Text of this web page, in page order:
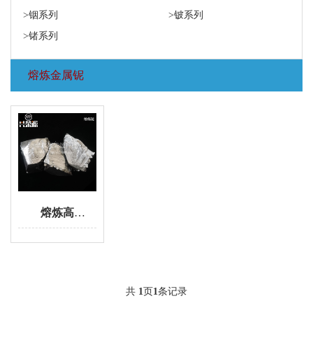
>铟系列
>铍系列
>锗系列
熔炼金属铌
熔炼高纯铌 99.9%添加剂铌粒 科研铌块Φ3*3铌颗粒
共 1 页1 条记录